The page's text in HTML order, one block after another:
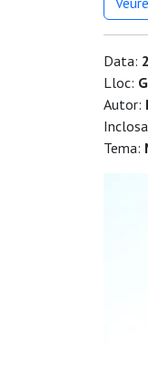
Data:
Lloc:
Autor:
Tema: